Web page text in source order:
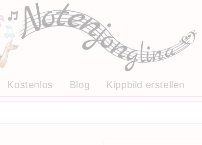
Kostenlos Blog Kippbild erstellen